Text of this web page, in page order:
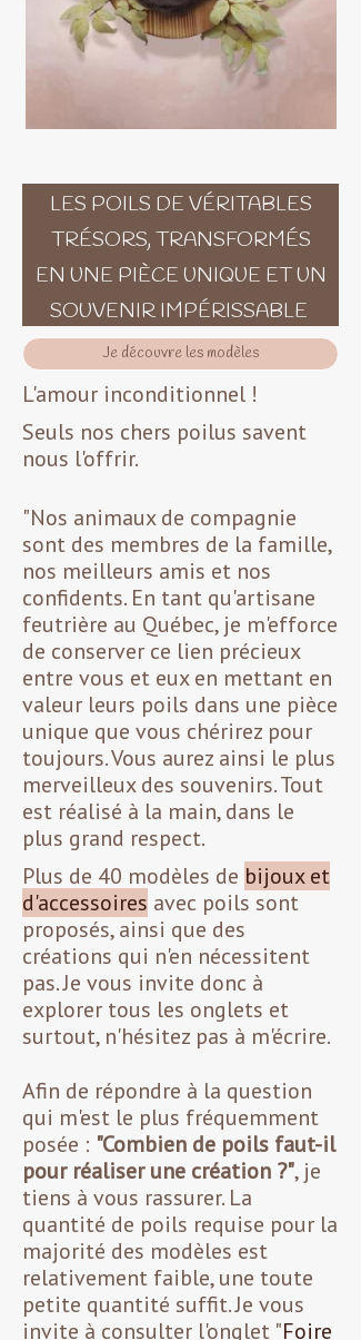
LES POILS DE VÉRITABLES
TRÉSORS, TRANSFORMÉS
EN UNE PIÈCE UNIQUE ET UN
SOUVENIR IMPÉRISSABLE
Je découvre les modèles
L'amour inconditionnel !
Seuls nos chers poilus savent
nous l'offrir.
"Nos animaux de compagnie
sont des membres de la famille,
nos meilleurs amis et nos
confidents. En tant qu'artisane
feutrière au Québec, je m'efforce
de conserver ce lien précieux
entre vous et eux en mettant en
valeur leurs poils dans une pièce
unique que vous chérirez pour
toujours. Vous aurez ainsi le plus
merveilleux des souvenirs. Tout
est réalisé à la main, dans le
plus grand respect.
Plus de 40 modèles de bijoux et
d'accessoires avec poils sont
proposés, ainsi que des
créations qui n'en nécessitent
pas. Je vous invite donc à
explorer tous les onglets et
surtout, n'hésitez pas à m'écrire.
Afin de répondre à la question
qui m'est le plus fréquemment
posée : "Combien de poils faut-il
pour réaliser une création ?", je
tiens à vous rassurer. La
quantité de poils requise pour la
majorité des modèles est
relativement faible, une toute
petite quantité suffit. Je vous
invite à consulter l'onglet "Foire